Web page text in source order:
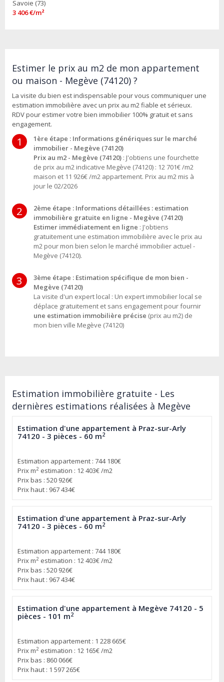
Savoie (73)
3 406 €/m²
Estimer le prix au m2 de mon appartement
ou maison - Megève (74120) ?
La visite du bien est indispensable pour vous communiquer une
estimation immobilière avec un prix au m2 fiable et sérieux.
RDV pour estimer votre bien immobilier 100% gratuit et sans
engagement.
1
1ère étape : Informations génériques sur le marché
immobilier - Megève (74120)
Prix au m2 - Megève (74120) : J'obtiens une fourchette
de prix au m2 indicative Megève (74120) : 12 701€ /m2
maison et 11 926€ /m2 appartement. Prix au m2 mis à
jour le 02/2026
2
2ème étape : Informations détaillées : estimation
immobilière gratuite en ligne - Megève (74120)
Estimer immédiatement en ligne : J'obtiens
gratuitement une estimation immobilière avec le prix au
m2 pour mon bien selon le marché immobilier actuel -
Megève (74120).
3
3ème étape : Estimation spécifique de mon bien -
Megève (74120)
La visite d'un expert local : Un expert immobilier local se
déplace gratuitement et sans engagement pour fournir
une estimation immobilière précise (prix au m2) de
mon bien ville Megève (74120)
Estimation immobilière gratuite - Les
dernières estimations réalisées à Megève
Estimation d'une appartement à Praz-sur-Arly
74120 - 3 pièces - 60 m2
Estimation appartement : 744 180€
Prix m2 estimation : 12 403€ /m2
Prix bas : 520 926€
Prix haut : 967 434€
Estimation d'une appartement à Praz-sur-Arly
74120 - 3 pièces - 60 m2
Estimation appartement : 744 180€
Prix m2 estimation : 12 403€ /m2
Prix bas : 520 926€
Prix haut : 967 434€
Estimation d'une appartement à Megève 74120 - 5
pièces - 101 m2
Estimation appartement : 1 228 665€
Prix m2 estimation : 12 165€ /m2
Prix bas : 860 066€
Prix haut : 1 597 265€